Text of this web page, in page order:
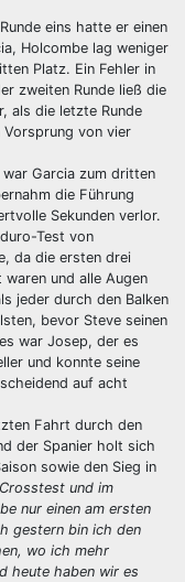
eins hatte er einen
Holcombe lag weniger
Platz. Ein Fehler in
zweiten Runde ließ die
als die letzte Runde
Vorsprung von vier
Garcia zum dritten
die Führung
Sekunden verlor.
Test von
da die ersten drei
und alle Augen
jeder durch den Balken
bevor Steve seinen
war Josep, der es
und konnte seine
auf acht
Fahrt durch den
der Spanier holt sich
sowie den Sieg in
und im
nur einen am ersten
gestern bin ich den
wo ich mehr
heute haben wir es